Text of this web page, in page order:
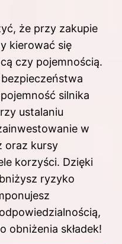
że przy zakupie
kierować się
czy pojemnością.
silnika
ustalaniu
w
oraz kursy
korzyści. Dzięki
ryzyko
obniżenia składek!